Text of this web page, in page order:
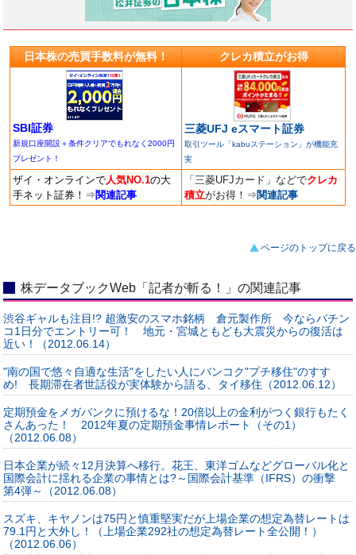
日本株の売買手数料が無料！ クレカ積立がお得
SBI証券
新規口座開設＋条件クリアでもれなく2000円
プレゼント！
三菱UFJ eスマート証券
取引ツール「kabuステーション」が機能充
実
ザイ・オンラインで 人気NO.1の大
手ネット証券！ ⇒関連記事
「三菱UFJカード」などでクレカ
積立がお得！ ⇒関連記事
ページのトップに戻る
株データブックWeb「記者が斬る！」の関連記事
渋谷ギャルも注目!? 超激安のスマホ銘柄 倉元製作所 今ならパチン
コ1日分でエントリー可！ 地元・宮城ともども大震災からの復活は
近い！（2012.06.14）
"南の国で悠々自適な生活"をしたい人にバンコク"プチ移住"のすす
め! 長期滞在者世話役が実体験から語る、タイ移住（2012.06.12）
定期預金をメガバンクに預けるな！20倍以上の金利がつく銀行もたく
さんあった！ 2012年夏の定期預金事情レポート（その1）
（2012.06.08）
日本企業が続々12月決算へ移行。花王、東洋ゴムなどグローバル化と
国際会計に揺れる企業の事情とは?～国際会計基準（IFRS）の衝撃
第4弾～（2012.06.08）
スズキ、キヤノンは75円と慎重堅実だが上場企業の想定為替レートは
79.1円と大外し！（上場企業292社の想定為替レート全公開！）
（2012.06.06）